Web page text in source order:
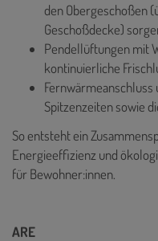
den Obergeschoßen
Geschoßdecke)
Pendellüftungen mit
kontinuierliche
Spitzenzeiten sowie
So entsteht ein
Energieeffizienz und
für Bewohner:innen.
ARE